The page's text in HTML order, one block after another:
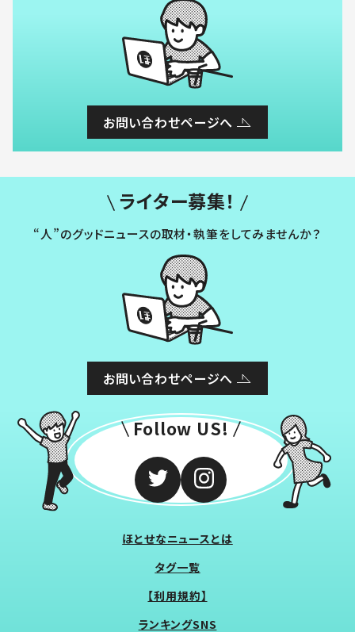
お問い合わせページへ
ライター募集！
“人”のグッドニュースの取材・執筆をしてみませんか？
お問い合わせページへ
Follow US!
ほとせなニュースとは
タグ一覧
【利用規約】
ランキングSNS